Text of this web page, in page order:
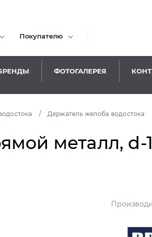
Покупателю
ФОТОГАЛЕРЕЯ
/ Держатель желоба водостока
металл, d-